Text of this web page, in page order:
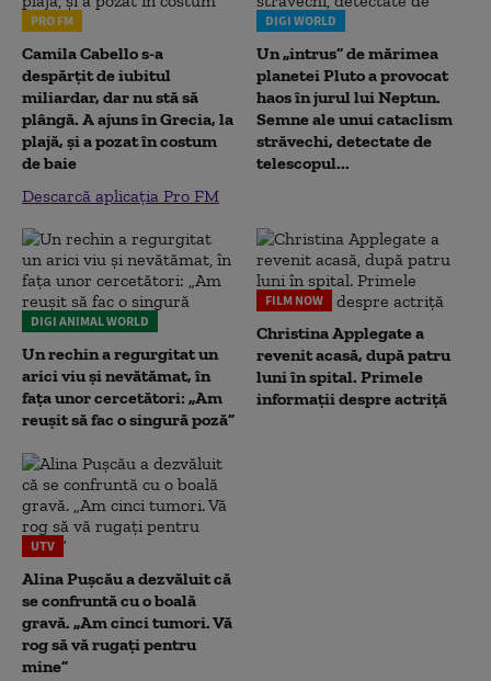
PRO FM
Camila Cabello s-a
despărțit de iubitul
miliardar, dar nu stă să
plângă. A ajuns în Grecia, la
plajă, și a pozat în costum
de baie
Descarcă aplicația Pro FM
DIGI WORLD
Un „intrus” de mărimea
planetei Pluto a provocat
haos în jurul lui Neptun.
Semne ale unui cataclism
străvechi, detectate de
telescopul...
DIGI ANIMAL WORLD
Un rechin a regurgitat un
arici viu și nevătămat, în
fața unor cercetători: „Am
reușit să fac o singură poză”
FILM NOW
Christina Applegate a
revenit acasă, după patru
luni în spital. Primele
informații despre actriță
UTV
Alina Pușcău a dezvăluit că
se confruntă cu o boală
gravă. „Am cinci tumori. Vă
rog să vă rugați pentru
mine”